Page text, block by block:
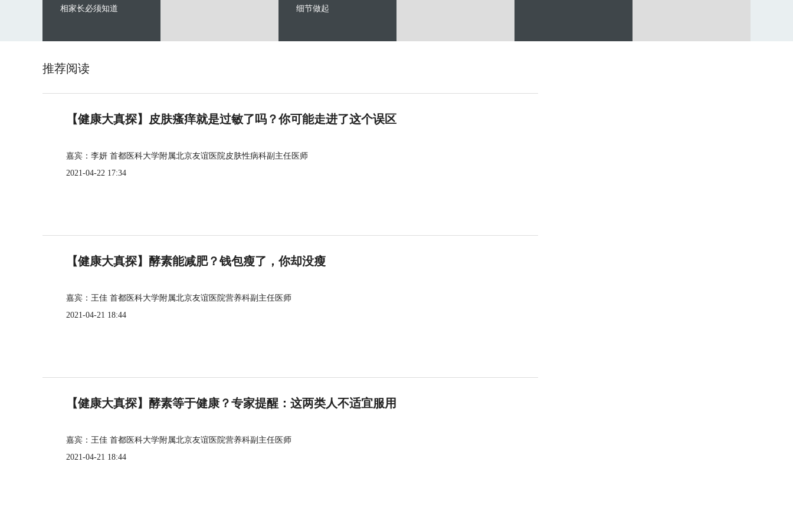
相家长必须知道
细节做起
推荐阅读
【健康大真探】皮肤瘙痒就是过敏了吗？你可能走进了这个误区
嘉宾：李妍 首都医科大学附属北京友谊医院皮肤性病科副主任医师
2021-04-22 17:34
【健康大真探】酵素能减肥？钱包瘦了，你却没瘦
嘉宾：王佳 首都医科大学附属北京友谊医院营养科副主任医师
2021-04-21 18:44
【健康大真探】酵素等于健康？专家提醒：这两类人不适宜服用
嘉宾：王佳 首都医科大学附属北京友谊医院营养科副主任医师
2021-04-21 18:44